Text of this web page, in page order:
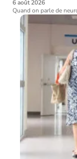
6 août 2026
Quand on parle de